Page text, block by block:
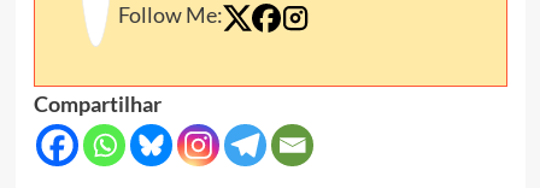
Follow Me:
Compartilhar